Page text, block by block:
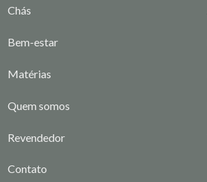
Chás
Bem-estar
Matérias
Quem somos
Revendedor
Contato